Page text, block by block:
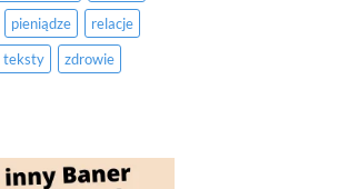
pieniądze
relacje
teksty
zdrowie